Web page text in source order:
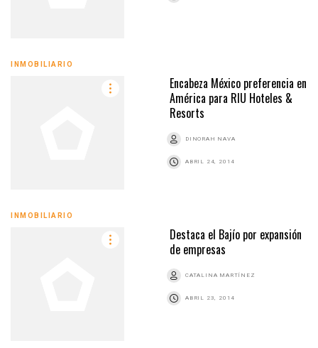
INMOBILIARIO
Encabeza México preferencia en
América para RIU Hoteles &
Resorts
DINORAH NAVA
ABRIL 24, 2014
INMOBILIARIO
Destaca el Bajío por expansión
de empresas
CATALINA MARTÍNEZ
ABRIL 23, 2014